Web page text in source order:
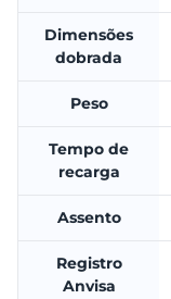
Dimensões
dobrada
Peso
Tempo de
recarga
Assento
Registro
Anvisa